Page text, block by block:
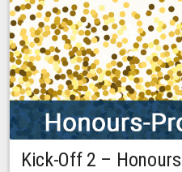
Kick-Off 2 –